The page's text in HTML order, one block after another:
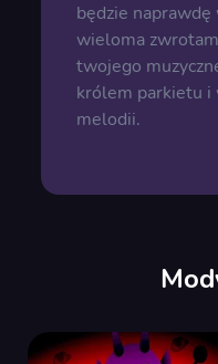
będzie naprawdę
wieloma
twojego
królem parkietu i
melodii.